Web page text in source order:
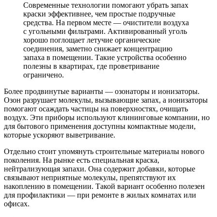
Современные технологии помогают убрать запах
краски эффективнее, чем простые подручные
средства. На первом месте — очистители воздуха
с угольными фильтрами. Активированный уголь
хорошо поглощает летучие органические
соединения, заметно снижает концентрацию
запаха в помещении. Такие устройства особенно
полезны в квартирах, где проветривание
ограничено.
Более продвинутые варианты — озонаторы и ионизаторы.
Озон разрушает молекулы, вызывающие запах, а ионизаторы
помогают осаждать частицы на поверхностях, очищать
воздух. Эти приборы используют клининговые компании, но
для бытового применения доступны компактные модели,
которые ускоряют выветривание.
Отдельно стоит упомянуть строительные материалы нового
поколения. На рынке есть специальная краска,
нейтрализующая запахи. Она содержит добавки, которые
связывают неприятные молекулы, препятствуют их
накоплению в помещении. Такой вариант особенно полезен
для профилактики — при ремонте в жилых комнатах или
офисах.